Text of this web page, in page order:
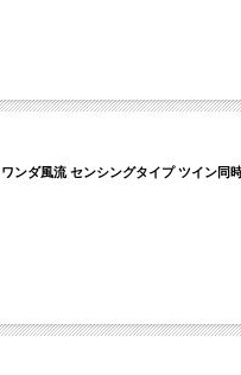
ンダ風流 センシングタイプ ツイン同